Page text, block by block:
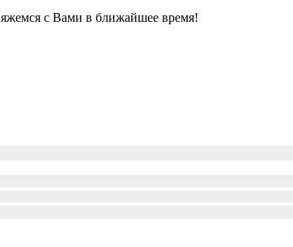
с Вами в ближайшее время!